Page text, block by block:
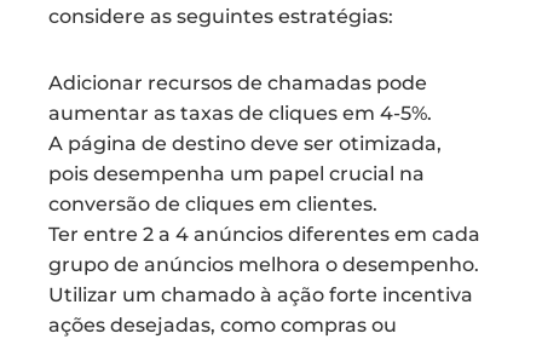
considere as seguintes estratégias:
Adicionar recursos de chamadas pode
aumentar as taxas de cliques em 4-5%.
A página de destino deve ser otimizada,
pois desempenha um papel crucial na
conversão de cliques em clientes.
Ter entre 2 a 4 anúncios diferentes em cada
grupo de anúncios melhora o desempenho.
Utilizar um chamado à ação forte incentiva
ações desejadas, como compras ou